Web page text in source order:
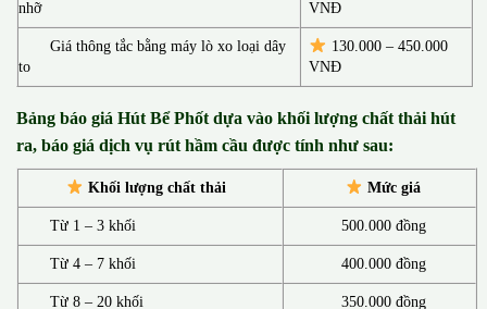
nhỡ
VNĐ
Giá thông tắc bằng máy lò xo loại dây
to
130.000 –450.000
VNĐ
Bảng báo giá Hút Bể Phốt dựa vào khối lượng chất thải hút
ra, báo giá dịch vụ rút hầm cầu được tính như sau:
Khối lượng chất thải Mức giá
Từ 1 – 3 khối 500.000 đồng
Từ 4 – 7 khối 400.000 đồng
Từ 8 – 20 khối 350.000 đồng